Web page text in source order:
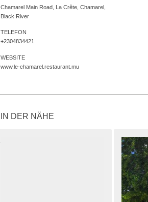
Chamarel Main Road, La Crête, Chamarel,
Black River
TELEFON
+2304834421
WEBSITE
www.le-chamarel.restaurant.mu
IN DER NÄHE